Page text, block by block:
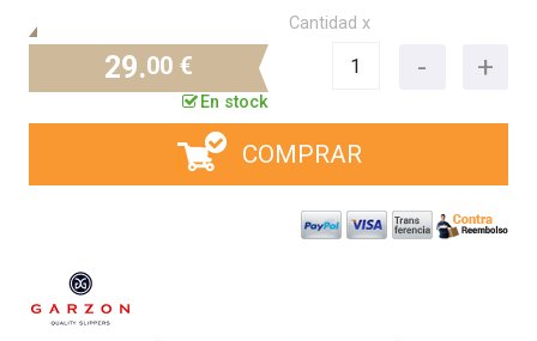
29.00 €
En stock
Cantidad x
COMPRAR